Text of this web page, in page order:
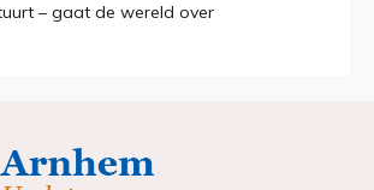
– gaat de wereld over